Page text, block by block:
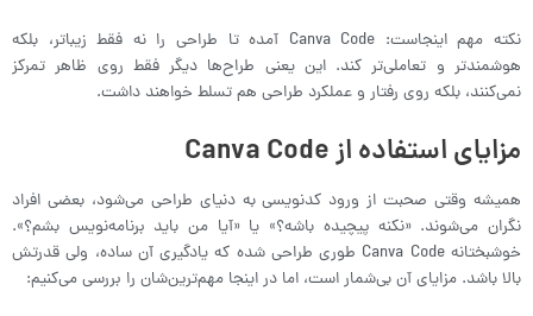
نکته مهم اینجاست: Canva Code آمده تا طراحی را نه فقط زیباتر، بلکه
هوشمندتر و تعاملی‌تر کند. این یعنی طراح‌ها دیگر فقط روی ظاهر تمرکز
نمی‌کنند، بلکه روی رفتار و عملکرد طراحی هم تسلط خواهند داشت.
مزایای استفاده از Canva Code
همیشه وقتی صحبت از ورود کدنویسی به دنیای طراحی می‌شود، بعضی افراد
نگران می‌شوند. «نکنه پیچیده باشه؟» یا «آیا من باید برنامه‌نویس بشم؟».
خوشبختانه Canva Code طوری طراحی شده که یادگیری آن ساده، ولی قدرتش
بالا باشد. مزایای آن بی‌شمار است، اما در اینجا مهم‌ترین‌شان را بررسی می‌کنیم: